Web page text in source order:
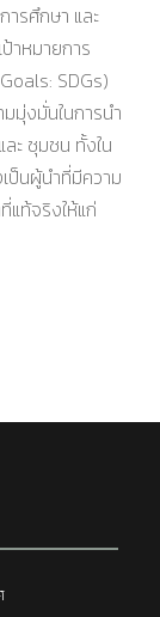
รศึกษา และ
หมายการ
SDGs)
มุ่งมั่นในการนำ
ะ ชุมชน ทั้งใน
ป็นผู้นำที่มีความ
ท้จริงให้แก่